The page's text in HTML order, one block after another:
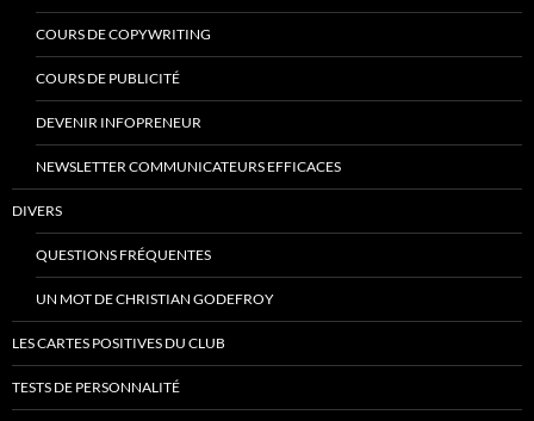
COURS DE COPYWRITING
COURS DE PUBLICITÉ
DEVENIR INFOPRENEUR
NEWSLETTER COMMUNICATEURS EFFICACES
DIVERS
QUESTIONS FRÉQUENTES
UN MOT DE CHRISTIAN GODEFROY
LES CARTES POSITIVES DU CLUB
TESTS DE PERSONNALITÉ